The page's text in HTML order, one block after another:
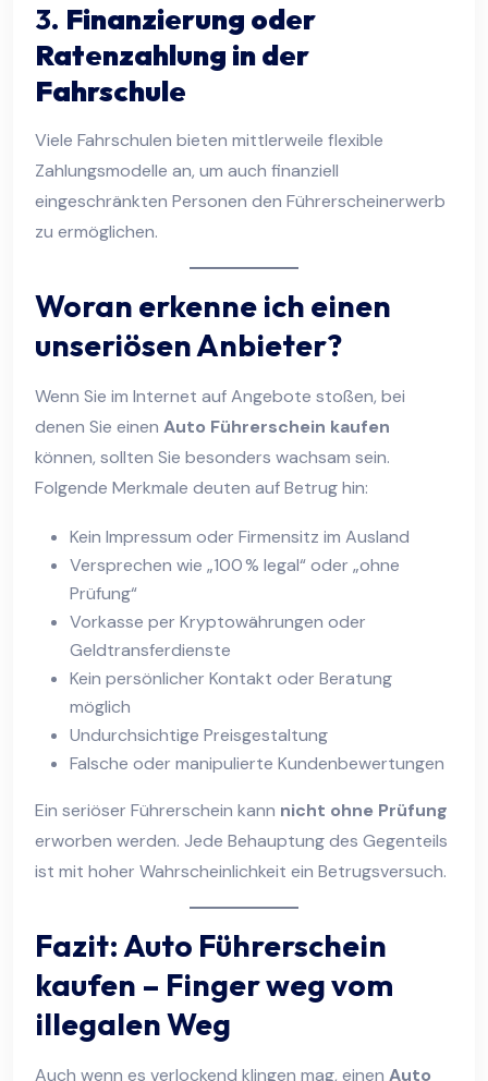
3. Finanzierung oder
Ratenzahlung in der
Fahrschule
Viele Fahrschulen bieten mittlerweile flexible
Zahlungsmodelle an, um auch finanziell
eingeschränkten Personen den Führerscheinerwerb
zu ermöglichen.
Woran erkenne ich einen
unseriösen Anbieter?
Wenn Sie im Internet auf Angebote stoßen, bei
denen Sie einen Auto Führerschein kaufen
können, sollten Sie besonders wachsam sein.
Folgende Merkmale deuten auf Betrug hin:
Kein Impressum oder Firmensitz im Ausland
Versprechen wie „100 % legal“ oder „ohne
Prüfung“
Vorkasse per Kryptowährungen oder
Geldtransferdienste
Kein persönlicher Kontakt oder Beratung
möglich
Undurchsichtige Preisgestaltung
Falsche oder manipulierte Kundenbewertungen
Ein seriöser Führerschein kann nicht ohne Prüfung
erworben werden. Jede Behauptung des Gegenteils
ist mit hoher Wahrscheinlichkeit ein Betrugsversuch.
Fazit: Auto Führerschein
kaufen – Finger weg vom
illegalen Weg
Auch wenn es verlockend klingen mag, einen Auto